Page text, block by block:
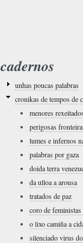
cadernos
unhas poucas palabras
cronikas de tempos de
menores rexeitados
perigosas
lumes e infernos
palabras por gaza
doida terra
da ulloa a arousa
tratados de paz
coro de feministas
o lixo camiña a
silenciado virus